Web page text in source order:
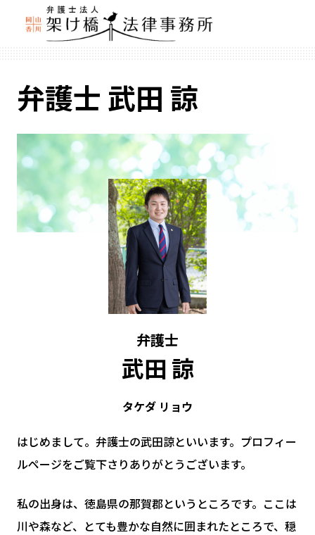
弁護士 武田 諒
弁護士
武田 諒
タケダ リョウ
はじめまして。弁護士の武田諒といいます。プロフィー
ルページをご覧下さりありがとうございます。
私の出身は、徳島県の那賀郡というところです。ここは
川や森など、とても豊かな自然に囲まれたところで、穏